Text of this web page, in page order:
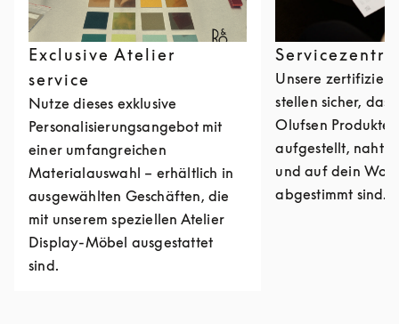
Exclusive Atelier
service
Nutze dieses exklusive
Personalisierungsangebot mit
einer umfangreichen
Materialauswahl – erhältlich in
ausgewählten Geschäften, die
mit unserem speziellen Atelier
Display-Möbel ausgestattet
sind.
Unsere
stellen sicher,
Olufsen Produkte
aufgestellt,
und auf dein
abgestimmt sind.